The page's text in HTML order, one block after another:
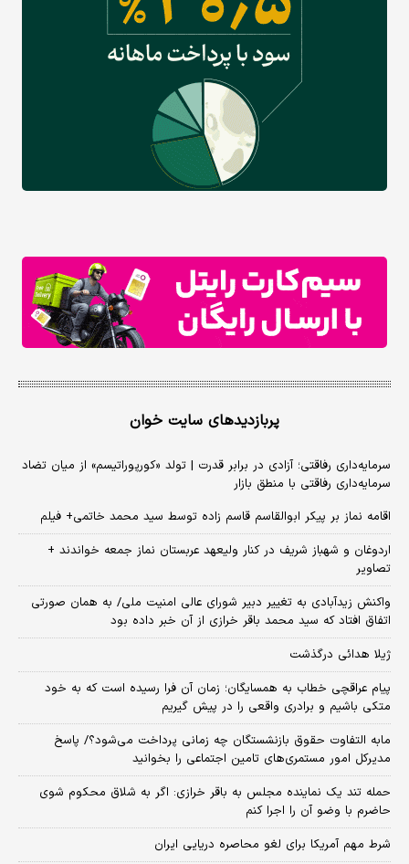
پربازدیدهای سایت خوان
سرمایه‌داری رفاقتی؛ آزادی در برابر قدرت | تولد «کورپوراتیسم» از میان تضاد
سرمایه‌داری رفاقتی با منطق بازار
اقامه نماز بر پیکر ابوالقاسم قاسم زاده توسط سید محمد خاتمی+ فیلم
اردوغان و شهباز شریف در کنار ولیعهد عربستان نماز جمعه خواندند +
تصاویر
واکنش زیدآبادی به تغییر دبیر شورای عالی امنیت ملی/ به همان صورتی
اتفاق افتاد که سید محمد باقر خرازی از آن خبر داده بود
ژیلا هدائی درگذشت
پیام عراقچی خطاب به همسایگان؛ زمان آن فرا رسیده است که به خود
متکی باشیم و برادری واقعی را در پیش گیریم
مابه التفاوت حقوق بازنشستگان چه زمانی پرداخت می‌شود؟/ پاسخ
مدیرکل امور مستمری‌های تامین اجتماعی را بخوانید
حمله تند یک نماینده مجلس به باقر خرازی: اگر به شلاق محکوم شوی
حاضرم با وضو آن را اجرا کنم
شرط مهم آمریکا برای لغو محاصره دریایی ایران